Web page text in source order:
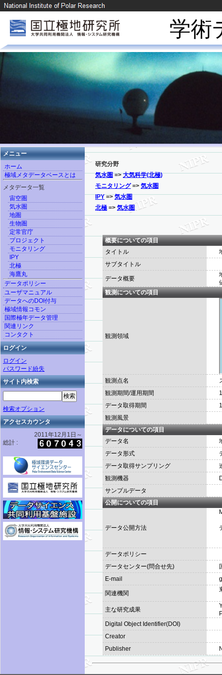
学術
メニュー
ホーム
極域メタデータベースとは
メタデータ一覧
宙空圏
気水圏
地圏
生物圏
定常官庁
プロジェクト
モニタリング
IPY
北極
海鷹丸
データポリシー
ユーザマニュアル
データへのDOI付与
極域情報コモン
国際極年データ管理
関連リンク
コンタクト
ログイン
ログイン
パスワード紛失
サイト内検索
検索オプション
アクセスカウンタ
2011年12月1日～
総計 :
研究分野
気水圏=>大気科学(北極)
モニタリング=> 気水圏
IPY=>気水圏
北極 => 気水圏
概要についての項目
タイトル
サブタイトル
データ概要
観測についての項目
観測領域
観測点名
観測期間/運用期間
データ取得期間
観測風景
データについての項目
データ名
データ形式
データ取得サンプリング
観測機器
サンプルデータ
公開についての項目
データ公開方法
データポリシー
データセンター(問合せ先)
E-mail
関連機関
主な研究成果
Digital Object Identifier(DOI)
Creator
Publisher